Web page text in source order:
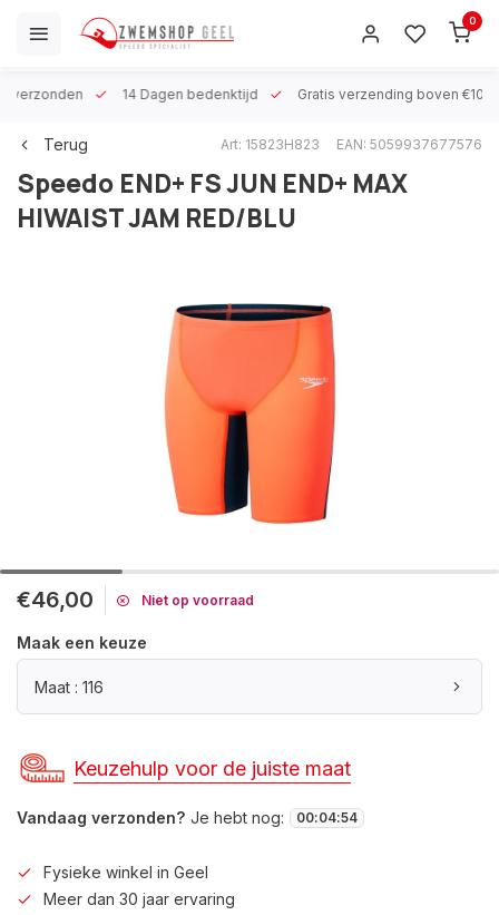
0
verzonden 14 Dagen bedenktijd Gratis verzending boven €100
Terug Art: 15823H823 EAN: 5059937677576
Speedo END+ FS JUN END+ MAX
HIWAIST JAM RED/BLU
€46,00 Niet op voorraad
Maak een keuze
Maat : 116
Keuzehulp voor de juiste maat
Vandaag verzonden? Je hebt nog: 00:04:54
Fysieke winkel in Geel
Meer dan 30 jaar ervaring